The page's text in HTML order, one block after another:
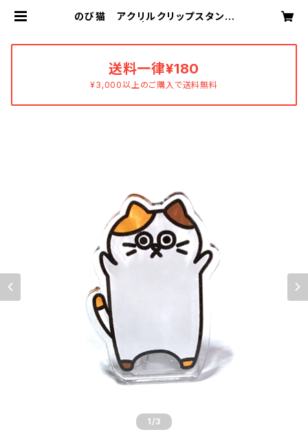
のび猫 アクリルクリップスタンド
送料一律¥180
¥3,000以上のご購入で送料無料
1 /3